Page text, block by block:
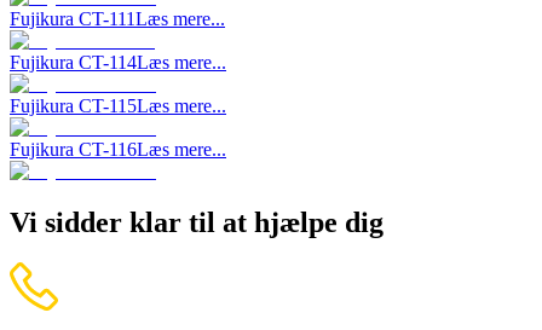
Fujikura CT-111Læs mere...
Fujikura CT-114Læs mere...
Fujikura CT-115Læs mere...
Fujikura CT-116Læs mere...
Vi sidder klar til at hjælpe dig